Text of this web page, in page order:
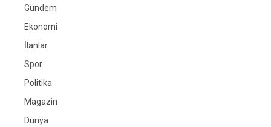
Gündem
Ekonomi
İlanlar
Spor
Politika
Magazin
Dünya